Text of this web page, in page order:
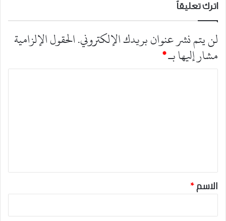
اترك تعليقاً
لن يتم نشر عنوان بريدك الإلكتروني.الحقول الإلزامية
مشار إليها بـ*
ا
الاسم*